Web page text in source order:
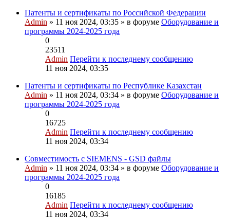
Патенты и сертификаты по Российской Федерации
Admin » 11 ноя 2024, 03:35 » в форуме Оборудование и
программы 2024-2025 года
0
23511
Admin Перейти к последнему сообщению
11 ноя 2024, 03:35
Патенты и сертификаты по Республике Казахстан
Admin » 11 ноя 2024, 03:34 » в форуме Оборудование и
программы 2024-2025 года
0
16725
Admin Перейти к последнему сообщению
11 ноя 2024, 03:34
Совместимость с SIEMENS - GSD файлы
Admin » 11 ноя 2024, 03:34 » в форуме Оборудование и
программы 2024-2025 года
0
16185
Admin Перейти к последнему сообщению
11 ноя 2024, 03:34